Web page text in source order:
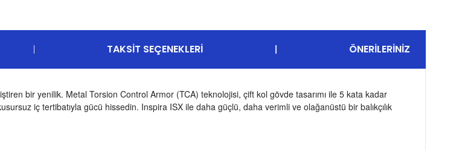
TAKSIT SEÇENEKLERI ÖNERILERINIZ
bir yenilik. Metal Torsion Control Armor (TCA) teknolojisi, çift kol gövde tasarımı ile 5 kata kadar
iç tertibatıyla gücü hissedin. Inspira ISX ile daha güçlü, daha verimli ve olağanüstü bir balıkçılık